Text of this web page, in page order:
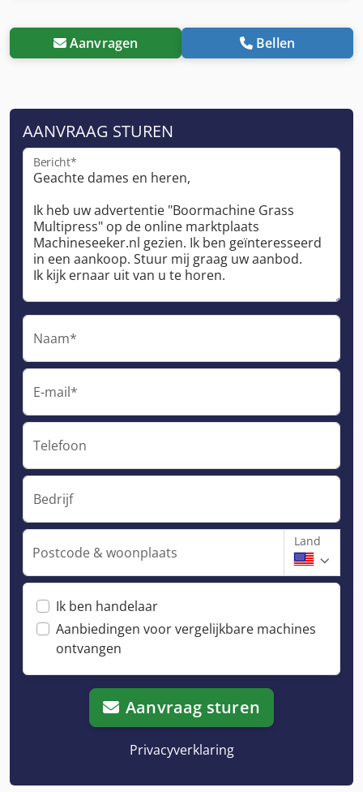
Aanvragen Bellen
AANVRAAG STUREN
Bericht*
Naam*
E-mail*
Telefoon
Bedrijf
Postcode & woonplaats
Land
Ik ben handelaar
Aanbiedingen voor vergelijkbare machines
ontvangen
Aanvraag sturen
Privacyverklaring